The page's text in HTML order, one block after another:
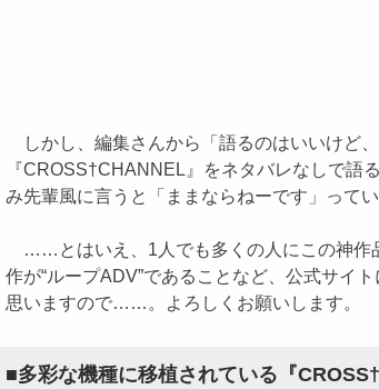
しかし、編集さんから「語るのはいいけど
『CROSS†CHANNEL』をネタバレなしで
み先輩風に言うと「ままならねーです」って
……とはいえ、1人でも多くの人にこの神作
作が“ループADV”であることなど、公式サイ
思いますので……。よろしくお願いします。
■多彩な機種に移植されている『